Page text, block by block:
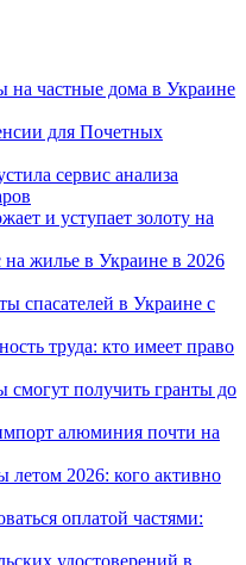
на частные дома в Украине
для Почетных
сервис анализа
и уступает золоту на
на жилье в Украине в 2026
спасателей в Украине с
труда: кто имеет право
смогут получить гранты до
алюминия почти на
летом 2026: кого активно
оплатой частями:
удостоверений в